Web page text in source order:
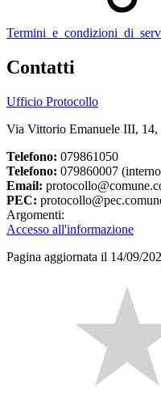
Contatti
Ufficio Protocollo
Via Vittorio Emanuele III, 14,
Telefono: 079861050
Telefono: 079860007
Email:
PEC:
Argomenti:
Accesso all'informazione
Pagina aggiornata il 14/09/